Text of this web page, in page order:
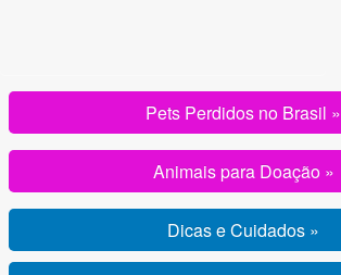
Pets Perdidos no Brasil »
Animais para Doação »
Dicas e Cuidados »